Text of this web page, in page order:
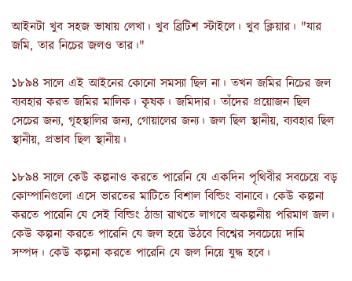
আইনটা খুব সহজ ভাষায় লেখা। খুব ব্রিটিশ স্টাইলে। খুব ক্লিয়ার। "যার
জমি, তার নিচের জলও তার।"
১৮৯৪ সালে এই আইনের কোনো সমস্যা ছিল না। তখন জমির নিচের জল
ব্যবহার করত জমির মালিক। কৃষক। জমিদার। তাঁদের প্রয়োজন ছিল
সেচের জন্য, গৃহস্থালির জন্য, গোয়ালের জন্য। জল ছিল স্থানীয়, ব্যবহার ছিল
স্থানীয়, প্রভাব ছিল স্থানীয়।
১৮৯৪ সালে কেউ কল্পনাও করতে পারেনি যে একদিন পৃথিবীর সবচেয়ে বড়
কোম্পানিগুলো এসে ভারতের মাটিতে বিশাল বিল্ডিং বানাবে। কেউ কল্পনা
করতে পারেনি যে সেই বিল্ডিং ঠান্ডা রাখতে লাগবে অকল্পনীয় পরিমাণ জল।
কেউ কল্পনা করতে পারেনি যে জল হয়ে উঠবে বিশ্বের সবচেয়ে দামি
সম্পদ। কেউ কল্পনা করতে পারেনি যে জল নিয়ে যুদ্ধ হবে।